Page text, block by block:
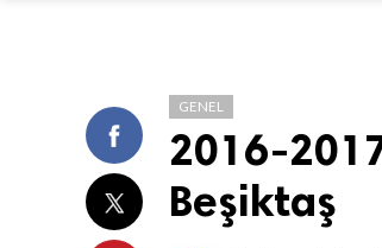
GENEL
2016-
Beşiktaş